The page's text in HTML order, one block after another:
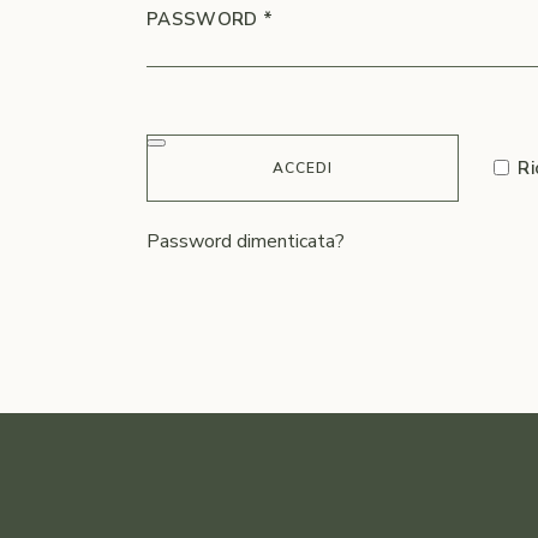
PASSWORD *
ACCEDI
Password dimenticata?